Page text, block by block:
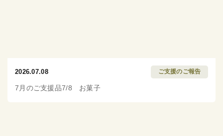
2026.07.08 ご支援のご報告
7月のご支援品7/8 お菓子